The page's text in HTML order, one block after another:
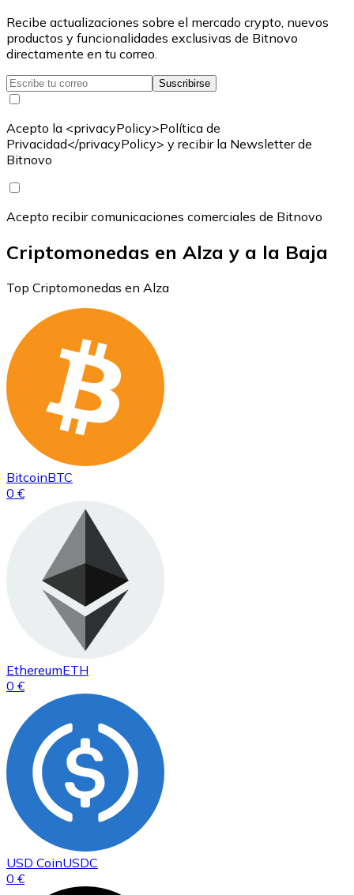
Recibe actualizaciones sobre el mercado crypto, nuevos
productos y funcionalidades exclusivas de Bitnovo
directamente en tu correo.
Suscribirse
Acepto la <privacyPolicy>Política de
Privacidad</privacyPolicy> y recibir la Newsletter de
Bitnovo
Acepto recibir comunicaciones comerciales de Bitnovo
Criptomonedas en Alza y a la Baja
Top Criptomonedas en Alza
BitcoinBTC
0 €
EthereumETH
0 €
USD CoinUSDC
0 €